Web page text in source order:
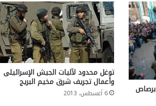
هيئة الثورة السورية: مقتل 14 برصاص
توغل محدود لآليات الجيش الإسرائيلى
وأعمال تجريف شرق مخيم البريج
6 أغسطس، 2013